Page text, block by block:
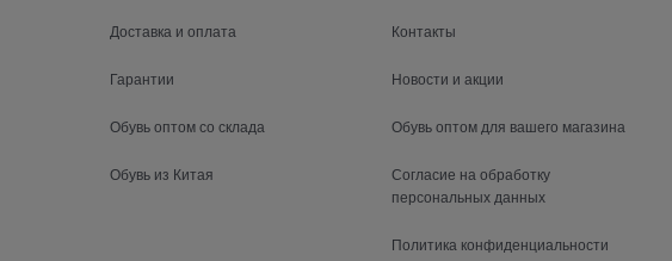
Доставка и оплата
Гарантии
Обувь оптом со склада
Обувь из Китая
Контакты
Новости и акции
Обувь оптом для вашего магазина
Согласие на обработку
персональных данных
Политика конфиденциальности